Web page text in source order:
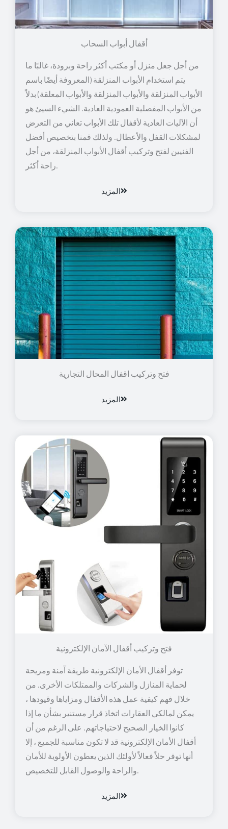
أقفال أبواب السحاب
من أجل جعل منزل أو مكتب أكثر راحة وبرودة، غالبًا ما
يتم استخدام الأبواب المنزلقة (المعروفة أيضًا باسم
الأبواب المنزلقة والأبواب المنزلقة والأبواب المعلقة) بدلاً
من الأبواب المفصلية العمودية العادية. الشيء السيئ هو
أن الآليات العادية لأقفال تلك الأبواب تعاني من التعرض
لمشكلات القفل والأعطال. ولذلك قمنا بتخصيص أفضل
الفنيين لفتح وتركيب أقفال الأبواب المنزلقة، من أجل
راحة أكثر.
المزيد
فتح وتركيب اقفال المحال التجارية
المزيد
توفر أقفال الأمان الإلكترونية طريقة آمنة ومريحة
لحماية المنازل والشركات والممتلكات الأخرى. من
خلال فهم كيفية عمل هذه الأقفال ومزاياها وقيودها ،
يمكن لمالكي العقارات اتخاذ قرار مستنير بشأن ما إذا
كانوا الخيار الصحيح لاحتياجاتهم. على الرغم من أن
أقفال الأمان الإلكترونية قد لا تكون مناسبة للجميع ، إلا
أنها توفر حلاً فعالاً لأولئك الذين يعطون الأولوية للأمان
والراحة والوصول القابل للتخصيص.
المزيد